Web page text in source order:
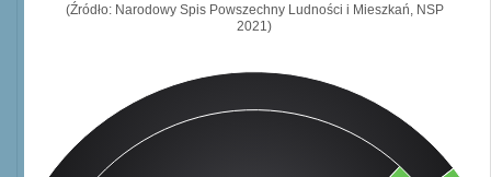
(Źródło: Narodowy Spis Powszechny Ludności i Mieszkań, NSP
2021)